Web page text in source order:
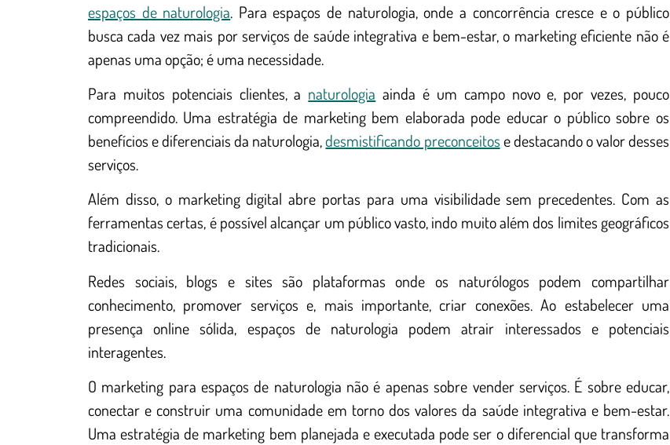
espaços de naturologia. Para espaços de naturologia, onde a concorrência cresce e o público
busca cada vez mais por serviços de saúde integrativa e bem-estar, o marketing eficiente não é
apenas uma opção; é uma necessidade.
Para muitos potenciais clientes, a naturologia ainda é um campo novo e, por vezes, pouco
compreendido. Uma estratégia de marketing bem elaborada pode educar o público sobre os
benefícios e diferenciais da naturologia,desmistificando preconceitose destacando o valor desses
serviços.
Além disso, o marketing digital abre portas para uma visibilidade sem precedentes. Com as
ferramentas certas, é possível alcançar um público vasto, indo muito além dos limites geográficos
tradicionais.
Redes sociais, blogs e sites são plataformas onde os naturólogos podem compartilhar
conhecimento, promover serviços e, mais importante, criar conexões. Ao estabelecer uma
presença online sólida, espaços de naturologia podem atrair interessados e potenciais
interagentes.
O marketing para espaços de naturologia não é apenas sobre vender serviços. É sobre educar,
conectar e construir uma comunidade em torno dos valores da saúde integrativa e bem-estar.
Uma estratégia de marketing bem planejada e executada pode ser o diferencial que transforma